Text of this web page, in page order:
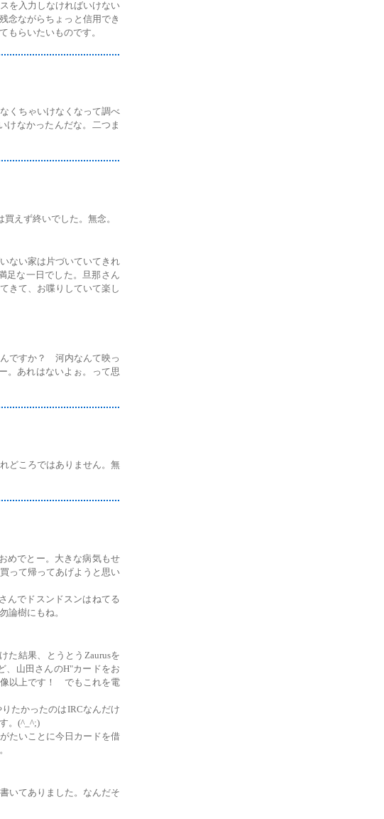
を入力しなければいけない
念ながらちょっと信用でき
もらいたいものです。
くちゃいけなくなって調べ
けなかったんだな。二つま
えず終いでした。無念。
ない家は片づいていてきれ
足な一日でした。旦那さん
きて、お喋りしていて楽し
ですか？ 河内なんて映っ
。あれはないよぉ。って思
どころではありません。無
めでとー。大きな病気もせ
って帰ってあげようと思い
んでドスンドスンはねてる
論樹にもね。
た結果、とうとうZaurusを
、山田さんのH"カードをお
像以上です！ でもこれを電
たかったのはIRCなんだけ
。(^_^;)
たいことに今日カードを借
いてありました。なんだそ